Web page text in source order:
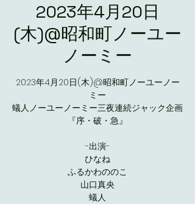
2023年4月20日
(木)@昭和町ノーユー
ノーミー
2023年4月20日(木)@昭和町ノーユーノー
ミー
蟻人ノーユーノーミー三夜連続ジャック企画
『序・破・急』
-出演-
ひなね
ふるかわののこ
山口真央
蟻人